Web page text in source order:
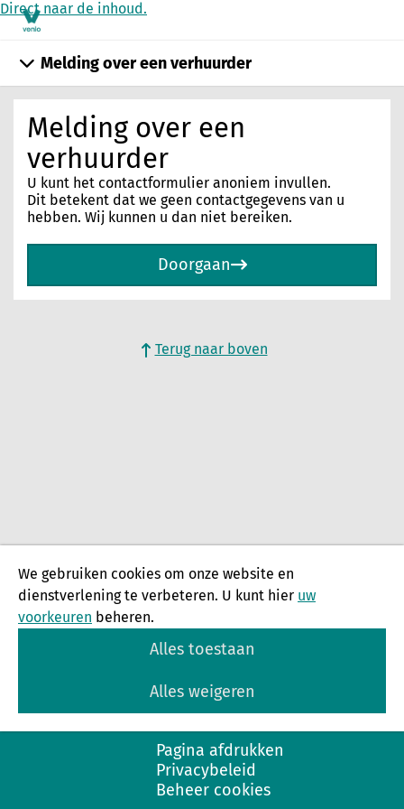
Direct naar de inhoud.
Melding over een
verhuurder
U kunt het contactformulier anoniem invullen.
Dit betekent dat we geen contactgegevens van u
hebben. Wij kunnen u dan niet bereiken.
Doorgaan
Melding over een verhuurder
Terug naar boven
We gebruiken cookies om onze website en
dienstverlening te verbeteren. U kunt hier uw
voorkeuren beheren.
Alles toestaan
Alles weigeren
Pagina afdrukken
Privacybeleid
Beheer cookies